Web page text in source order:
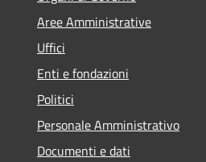
Aree Amministrative
Uffici
Enti e fondazioni
Politici
Personale Amministrativo
Documenti e dati